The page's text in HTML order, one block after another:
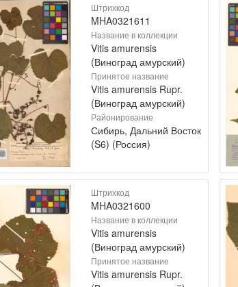
Штрихкод
MHA0321611
Название в коллекции
Vitis amurensis
(Виноград амурский)
Принятое название
Vitis amurensis Rupr.
(Виноград амурский)
Районирование
Сибирь, Дальний Восток
(S6) (Россия)
Штрихкод
MHA0321600
Название в коллекции
Vitis amurensis
(Виноград амурский)
Принятое название
Vitis amurensis Rupr.